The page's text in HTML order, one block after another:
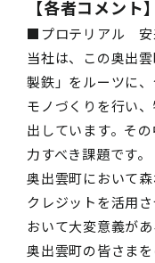
【各者コメント】
■プロテリアル
当社は、この奥出
製鉄」をルーツに
モノづくりを行い
出しています。その
力すべき課題です。
奥出雲町において
クレジットを活用
おいて大変意義が
奥出雲町の皆さま